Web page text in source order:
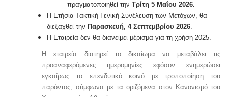
πραγματοποιηθεί τηνΤρίτη 5 Μαΐου 2026.
Η Ετήσια Τακτική Γενική Συνέλευση των Μετόχων, θα
διεξαχθεί την Παρασκευή, 4 Σεπτεμβρίου 2026.
Η Εταιρεία δεν θα διανείμει μέρισμα για τη χρήση 2025.
Η εταιρεία διατηρεί το δικαίωμα να μεταβάλει τις
προαναφερόμενες ημερομηνίες εφόσον ενημερώσει
εγκαίρως το επενδυτικό κοινό με τροποποίηση του
παρόντος, σύμφωνα με τα οριζόμενα στον Κανονισμό του